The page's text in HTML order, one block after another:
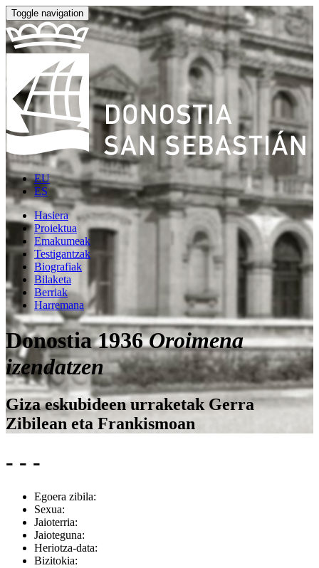
Toggle navigation
EU
ES
Hasiera
Proiektua
Emakumeak
Testigantzak
Biografiak
Bilaketa
Berriak
Harremana
Donostia 1936Oroimena
izendatzen
Giza eskubideen urraketak Gerra
Zibilean eta Frankismoan
- - -
Egoera zibila:
Sexua:
Jaioterria:
Jaioteguna:
Heriotza-data:
Bizitokia: